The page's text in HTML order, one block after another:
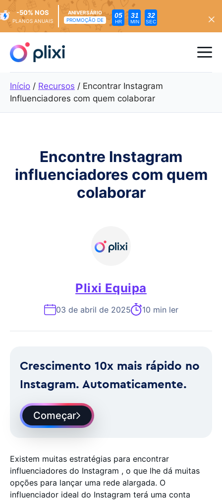
para
conteúdo
-50% NOS
PLANOS ANUAIS
ANIVERSÁRIO
PROMOÇÃO DE
05
HR
31
MIN
30
SEC
Início / Recursos / Encontrar Instagram
Influenciadores com quem colaborar
Encontre Instagram
influenciadores com quem
colaborar
Plixi Equipa
03 de abril de 2025 10 min ler
Crescimento 10x mais rápido no
Instagram. Automaticamente.
Começar
Existem muitas estratégias para encontrar
influenciadores do Instagram , o que lhe dá muitas
opções para lançar uma rede alargada. O
influenciador ideal do Instagram terá uma conta